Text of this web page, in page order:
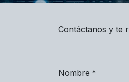
Contáctanos y te
Nombre *